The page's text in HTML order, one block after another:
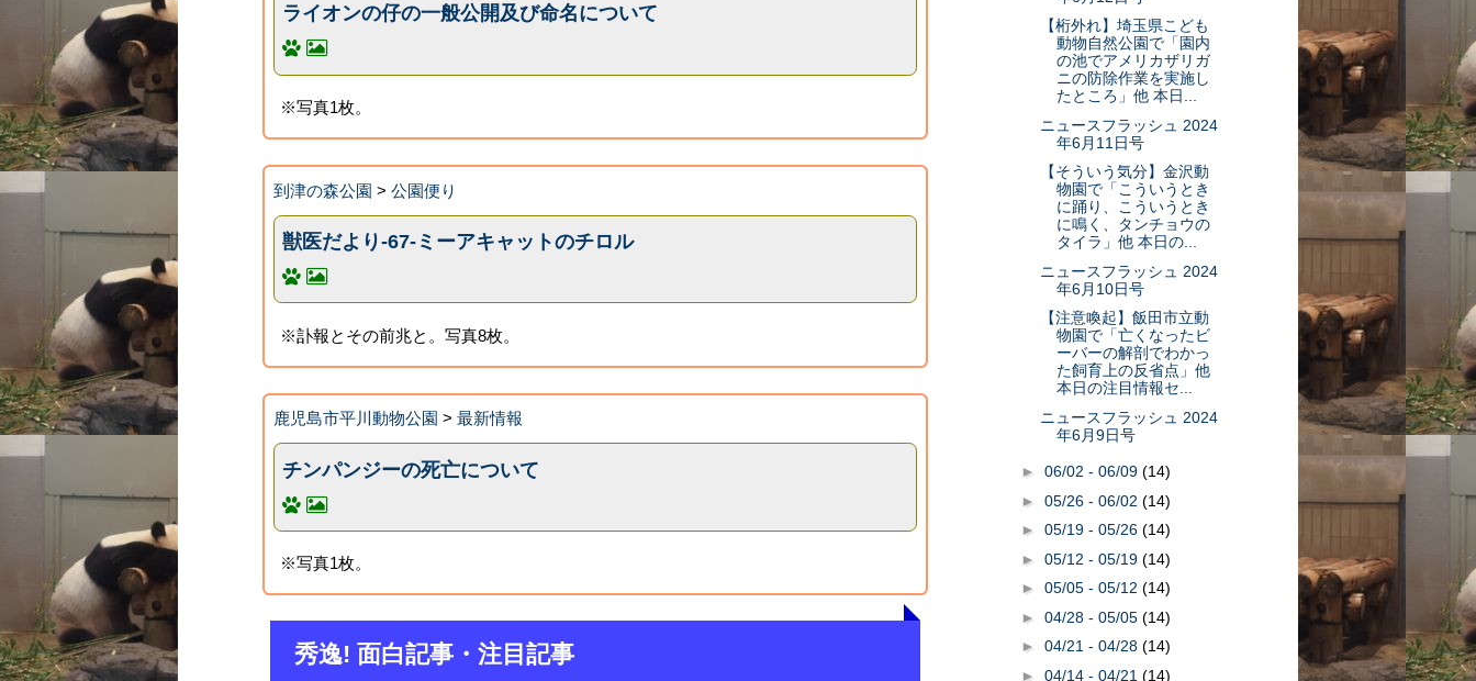
ライオンの仔の一般公開及び命名について
※写真1枚。
到津の森公園 >公園便り
獣医だより‐67‐ミーアキャットのチロル
※訃報とその前兆と。写真8枚。
鹿児島市平川動物公園 >最新情報
チンパンジーの死亡について
※写真1枚。
秀逸! 面白記事・注目記事
【桁外れ】埼玉県こども
動物自然公園で「園内
の池でアメリカザリガ
ニの防除作業を実施し
たところ」他 本日...
ニュースフラッシュ 2024
年6月11日号
【そういう気分】金沢動
物園で「こういうとき
に踊り、こういうとき
に鳴く、タンチョウの
タイラ」他 本日の...
ニュースフラッシュ 2024
年6月10日号
【注意喚起】飯田市立動
物園で「亡くなったビ
ーバーの解剖でわかっ
た飼育上の反省点」他
本日の注目情報セ...
ニュースフラッシュ 2024
年6月9日号
► 06/02 - 06/09 (14)
► 05/26 - 06/02 (14)
► 05/19 - 05/26 (14)
► 05/12 - 05/19 (14)
► 05/05 - 05/12 (14)
► 04/28 - 05/05 (14)
► 04/21 - 04/28 (14)
► 04/14 - 04/21 (14)